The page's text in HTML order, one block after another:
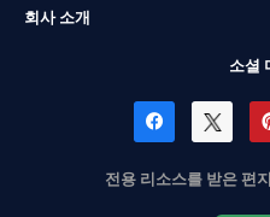
회사 소개
소셜
전용 리소스를 받은 편